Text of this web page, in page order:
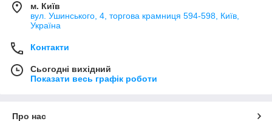
м. Київ
вул. Ушинського, 4, торгова крамниця 594-598, Київ,
Україна
Контакти
Сьогодні вихідний
Показати весь графік роботи
Про нас